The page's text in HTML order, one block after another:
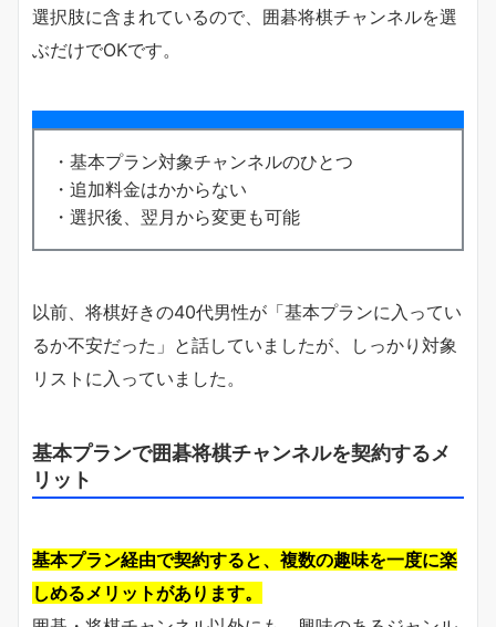
選択肢に含まれているので、囲碁将棋チャンネルを選
ぶだけでOKです。
・基本プラン対象チャンネルのひとつ
・追加料金はかからない
・選択後、翌月から変更も可能
以前、将棋好きの40代男性が「基本プランに入ってい
るか不安だった」と話していましたが、しっかり対象
リストに入っていました。
基本プランで囲碁将棋チャンネルを契約するメ
リット
基本プラン経由で契約すると、複数の趣味を一度に楽
しめるメリットがあります。